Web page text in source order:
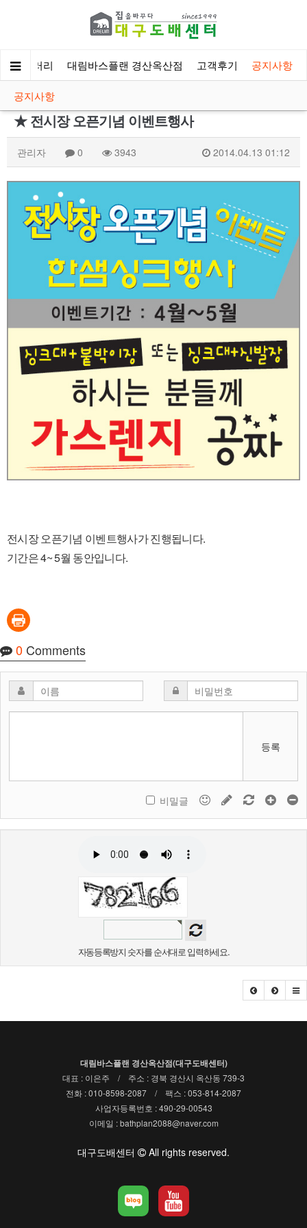
시공갤러리 대림바스플랜 경산옥산점 고객후기 공지사항
공지사항
★ 전시장 오픈기념 이벤트행사
관리자 0 3943 2014.04.13 01:12
전시장 오픈기념 이벤트행사가 진행됩니다.
기간은 4~ 5월 동안입니다.
0 Comments
등록
비밀글
자동등록방지 숫자를 순서대로 입력하세요.
대림바스플랜 경산옥산점(대구도배센터)
대표 : 이은주 / 주소 : 경북 경산시 옥산동 739-3
전화 : 010-8598-2087 / 팩스 : 053-814-2087
사업자등록번호 : 490-29-00543
이메일 : bathplan2088@naver.com
대구도배센터 All rights reserved.